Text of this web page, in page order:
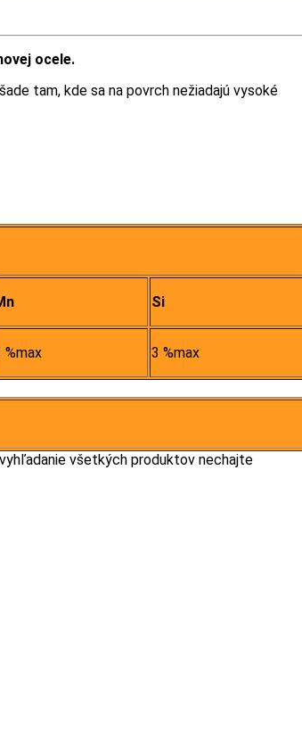
ocele.
tam, kde sa na povrch nežiadajú vysoké
Si
%max 3 %max
všetkých produktov nechajte